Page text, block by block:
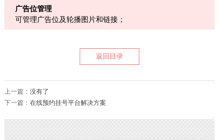
广告位管理
可管理广告位及轮播图片和链接；
返回目录
上一篇： 没有了
下一篇： 在线预约挂号平台解决方案